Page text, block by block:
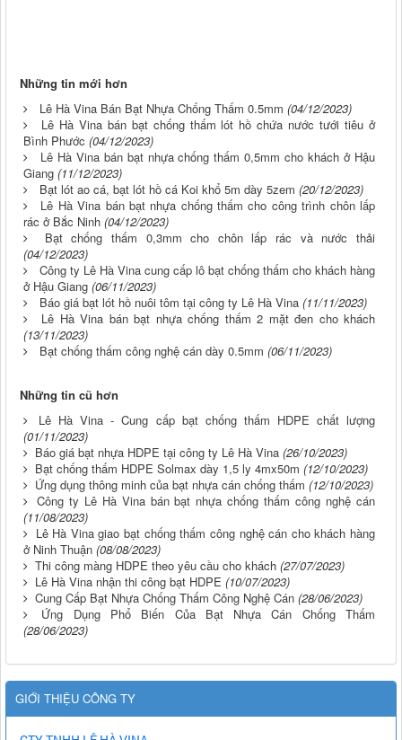
Những tin mới hơn
Lê Hà Vina Bán Bạt Nhựa Chống Thấm 0.5mm (04/12/2023)
Lê Hà Vina bán bạt chống thấm lót hồ chứa nước tưới tiêu ở
Bình Phước (04/12/2023)
Lê Hà Vina bán bạt nhựa chống thấm 0,5mm cho khách ở Hậu
Giang (11/12/2023)
Bạt lót ao cá, bạt lót hồ cá Koi khổ 5m dày 5zem (20/12/2023)
Lê Hà Vina bán bạt nhựa chống thấm cho công trình chôn lấp
rác ở Bắc Ninh (04/12/2023)
Bạt chống thấm 0,3mm cho chôn lấp rác và nước thải
(04/12/2023)
Công ty Lê Hà Vina cung cấp lô bạt chống thấm cho khách hàng
ở Hậu Giang (06/11/2023)
Báo giá bạt lót hồ nuôi tôm tại công ty Lê Hà Vina (11/11/2023)
Lê Hà Vina bán bạt nhựa chống thấm 2 mặt đen cho khách
(13/11/2023)
Bạt chống thấm công nghệ cán dày 0.5mm (06/11/2023)
Những tin cũ hơn
Lê Hà Vina - Cung cấp bạt chống thấm HDPE chất lượng
(01/11/2023)
Báo giá bạt nhựa HDPE tại công ty Lê Hà Vina (26/10/2023)
Bạt chống thấm HDPE Solmax dày 1,5 ly 4mx50m (12/10/2023)
Ứng dụng thông minh của bạt nhựa cán chống thấm (12/10/2023)
Công ty Lê Hà Vina bán bạt nhựa chống thấm công nghệ cán
(11/08/2023)
Lê Hà Vina giao bạt chống thấm công nghệ cán cho khách hàng
ở Ninh Thuận (08/08/2023)
Thi công màng HDPE theo yêu cầu cho khách (27/07/2023)
Lê Hà Vina nhận thi công bạt HDPE (10/07/2023)
Cung Cấp Bạt Nhựa Chống Thấm Công Nghệ Cán (28/06/2023)
Ứng Dụng Phổ Biến Của Bạt Nhựa Cán Chống Thấm
(28/06/2023)
GIỚI THIỆU CÔNG TY